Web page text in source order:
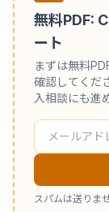
無料PDF:
ート
まずは無料
確認してくだ
入相談にも進
スパムは送りま